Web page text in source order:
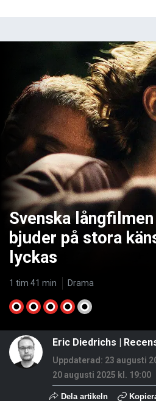
Svenska
bjuder på stora
lyckas
1 tim 41 min Drama
Eric Diedrichs |
Uppdaterad: 23 augusti
20 augusti 2025 kl. 19:00
Dela artikeln